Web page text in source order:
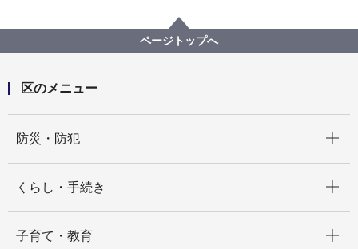
中丸山古戦場跡（瀬谷の原）
ページトップへ
区のメニュー
防災・防犯
くらし・手続き
子育て・教育